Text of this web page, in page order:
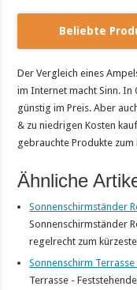
Beliebte
Der Vergleich eines
im Internet macht Sinn.
günstig im Preis. Aber
& zu niedrigen Kosten
gebrauchte Produkte zum
Ähnliche
Sonnenschirmständer
Sonnenschirmständer
regelrecht zum
Sonnenschirm
Terrasse -